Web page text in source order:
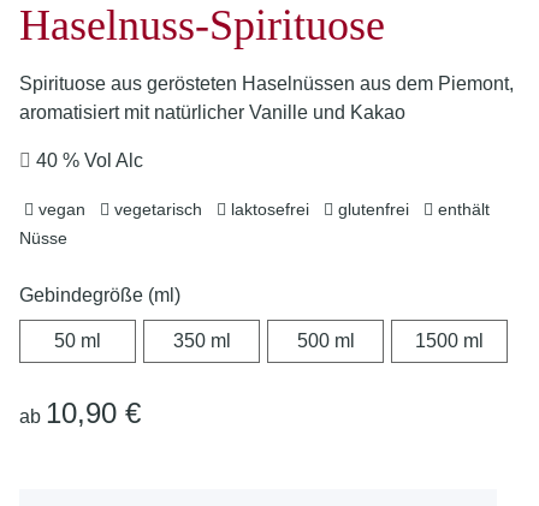
Haselnuss-Spirituose
Spirituose aus gerösteten Haselnüssen aus dem Piemont,
aromatisiert mit natürlicher Vanille und Kakao
40 % Vol Alc
vegan vegetarisch laktosefrei glutenfrei
enthält
Nüsse
Gebindegröße (ml)
50 ml 350 ml350 ml 500 ml500 ml 1500 ml
ab 10,90 €